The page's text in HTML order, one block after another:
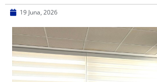
19 Juna, 2026